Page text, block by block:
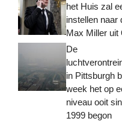
het Huis zal
instellen naar
Max Miller uit
De
in Pittsburgh
week het op
niveau ooit
1999 begon